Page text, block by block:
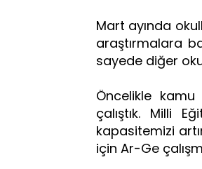
Mart ayında
araştırmalara
sayede diğer
Öncelikle kamu
çalıştık. Milli
kapasitemizi
için Ar-Ge